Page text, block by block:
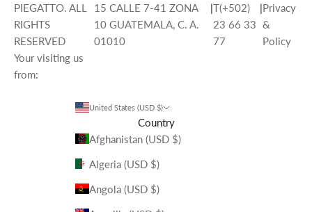
PIEGATTO. ALL
RIGHTS
RESERVED
Your visiting us
from:
15 CALLE 7-41 ZONA
10 GUATEMALA, C. A.
01010
|T(+502)
23 66 33
77
|Privacy
&
Policy
United States (USD $)
Country
Afghanistan (USD $)
Algeria (USD $)
Angola (USD $)